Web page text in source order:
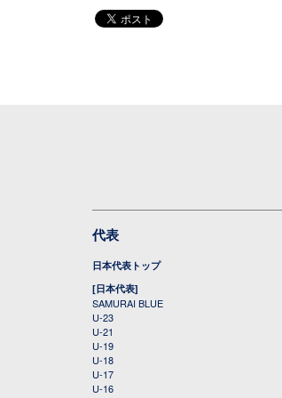
代表
日本代表トップ
[日本代表]
SAMURAI BLUE
U-23
U-21
U-19
U-18
U-17
U-16